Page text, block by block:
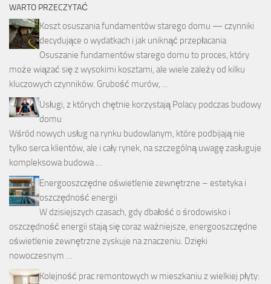
WARTO PRZECZYTAĆ
Koszt osuszania fundamentów starego domu — czynniki
decydujące o wydatkach i jak uniknąć przepłacania
Osuszanie fundamentów starego domu to proces, który
może wiązać się z wysokimi kosztami, ale wiele zależy od kilku
kluczowych czynników. Grubość murów, …
Usługi, z których chętnie korzystają Polacy podczas budowy
domu
Wśród nowych usług na rynku budowlanym, które podbijają nie
tylko serca klientów, ale i cały rynek, na szczególną uwagę zasługuje
kompleksowa budowa …
Energooszczędne oświetlenie zewnętrzne – estetyka i
oszczędność energii
W dzisiejszych czasach, gdy dbałość o środowisko i
oszczędność energii stają się coraz ważniejsze, energooszczędne
oświetlenie zewnętrzne zyskuje na znaczeniu. Dzięki
nowoczesnym …
Kolejność prac remontowych w mieszkaniu z wielkiej płyty: